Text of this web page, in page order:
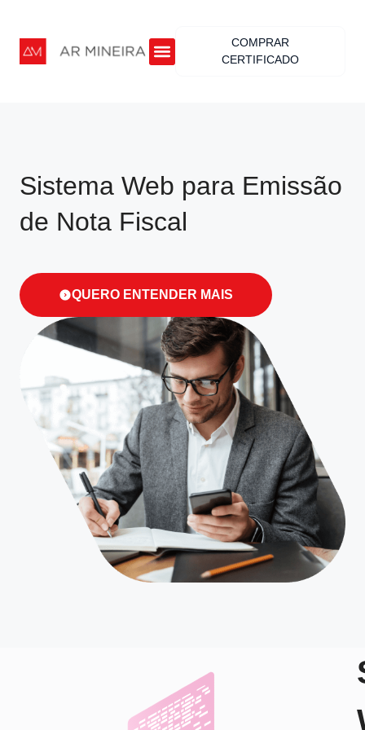
COMPRAR
CERTIFICADO
Sistema Web para Emissão
de Nota Fiscal
QUERO ENTENDER MAIS